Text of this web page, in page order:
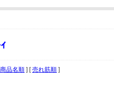
商品名順 ] [売れ筋順 ]